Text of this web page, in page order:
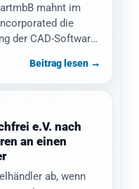
mahnt im
die
der CAD-Software
Beitrag lesen →
e.V. nach
an einen
ab, wenn